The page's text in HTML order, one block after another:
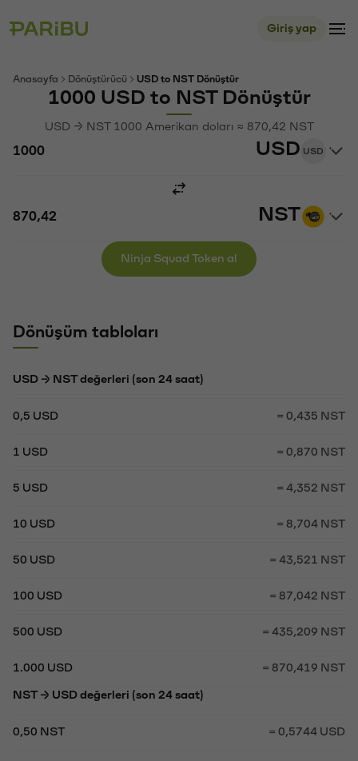
Giriş yap
Anasayfa Dönüştürücü USD to NST Dönüştür
1000 USD to NST Dönüştür
USD → NST 1000 Amerikan doları ≈ 870,42 NST
USD USD
NST
Ninja Squad Token al
Dönüşüm tabloları
USD → NST değerleri (son 24 saat)
0,5 USD = 0,435 NST
1 USD = 0,870 NST
5 USD = 4,352 NST
10 USD = 8,704 NST
50 USD = 43,521 NST
100 USD = 87,042 NST
500 USD = 435,209 NST
1.000 USD = 870,419 NST
NST → USD değerleri (son 24 saat)
0,50 NST = 0,5744 USD